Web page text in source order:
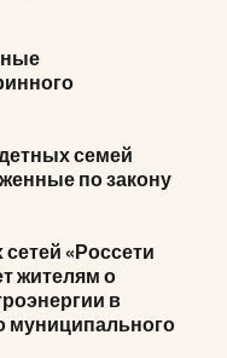
семей
по закону
сетей «Россети
жителям о
в
муниципального